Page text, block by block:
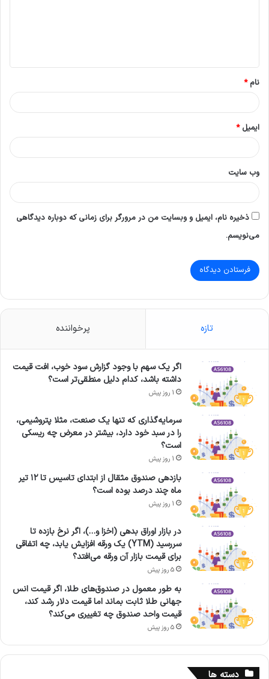
*
نام*
ایمیل*
وب‌ سایت
ذخیره نام، ایمیل و وبسایت من در مرورگر برای زمانی که دوباره دیدگاهی
می‌نویسم.
تازه پرخواننده
اگر یک سهم با وجود گزارش سود خوب، افت قیمت
داشته باشد، کدام دلیل منطقی‌تر است؟
1 روز پیش
سرمایه‌گذاری که تنها یک صنعت، مثلا پتروشیمی،
را در سبد خود دارد، بیشتر در معرض چه ریسکی
است؟
1 روز پیش
بازدهی صندوق مثقال از ابتدای تاسیس تا ۱۲ تیر
ماه چند درصد بوده است؟
1 روز پیش
در بازار اوراق بدهی (اخزا و…)، اگر نرخ بازده تا
سررسید (YTM) یک ورقه افزایش یابد، چه اتفاقی
برای قیمت بازار آن ورقه می‌افتد؟
5 روز پیش
به طور معمول در صندوق‌های طلا، اگر قیمت انس
جهانی طلا ثابت بماند اما قیمت دلار رشد کند،
قیمت واحد صندوق چه تغییری می‌کند؟
5 روز پیش
دسته ها